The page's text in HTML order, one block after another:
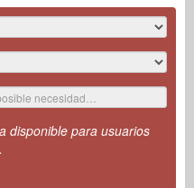
disponible para usuarios
.